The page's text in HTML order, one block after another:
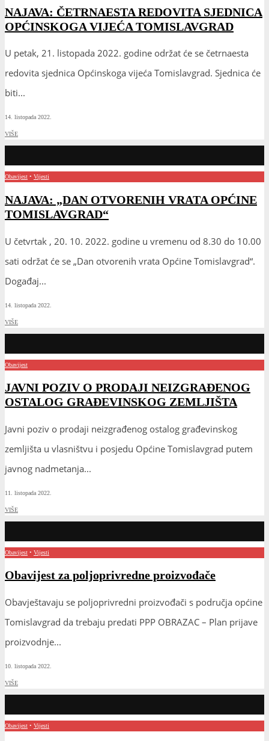
NAJAVA: ČETRNAESTA REDOVITA SJEDNICA
OPĆINSKOGA VIJEĆA TOMISLAVGRAD
U petak, 21. listopada 2022. godine održat će se četrnaesta
redovita sjednica Općinskoga vijeća Tomislavgrad. Sjednica će
biti...
14. listopada 2022.
VIŠE
Obavijest • Vijesti
NAJAVA: „DAN OTVORENIH VRATA OPĆINE
TOMISLAVGRAD“
U četvrtak , 20. 10. 2022. godine u vremenu od 8.30 do 10.00
sati održat će se „Dan otvorenih vrata Općine Tomislavgrad“.
Događaj...
14. listopada 2022.
VIŠE
Obavijest
JAVNI POZIV O PRODAJI NEIZGRAĐENOG
OSTALOG GRAĐEVINSKOG ZEMLJIŠTA
Javni poziv o prodaji neizgrađenog ostalog građevinskog
zemljišta u vlasništvu i posjedu Općine Tomislavgrad putem
javnog nadmetanja...
11. listopada 2022.
VIŠE
Obavijest • Vijesti
Obavijest za poljoprivredne proizvođače
Obavještavaju se poljoprivredni proizvođači s područja općine
Tomislavgrad da trebaju predati PPP OBRAZAC – Plan prijave
proizvodnje...
10. listopada 2022.
VIŠE
Obavijest • Vijesti